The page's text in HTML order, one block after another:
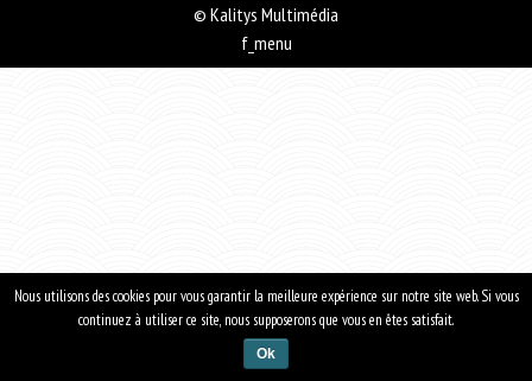
© Kalitys Multimédia
f_menu
Nous utilisons des cookies pour vous garantir la meilleure expérience sur notre site web. Si vous
continuez à utiliser ce site, nous supposerons que vous en êtes satisfait.
Ok